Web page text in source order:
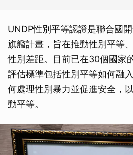
UNDP性別平等認證是聯合國
旗艦計畫，旨在推動性別平等
性別差距。目前已在30個國家
評估標準包括性別平等如何融
何處理性別暴力並促進安全，
動平等。